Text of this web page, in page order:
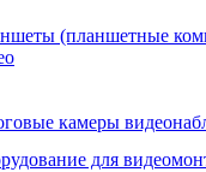
(планшетные
камеры
для